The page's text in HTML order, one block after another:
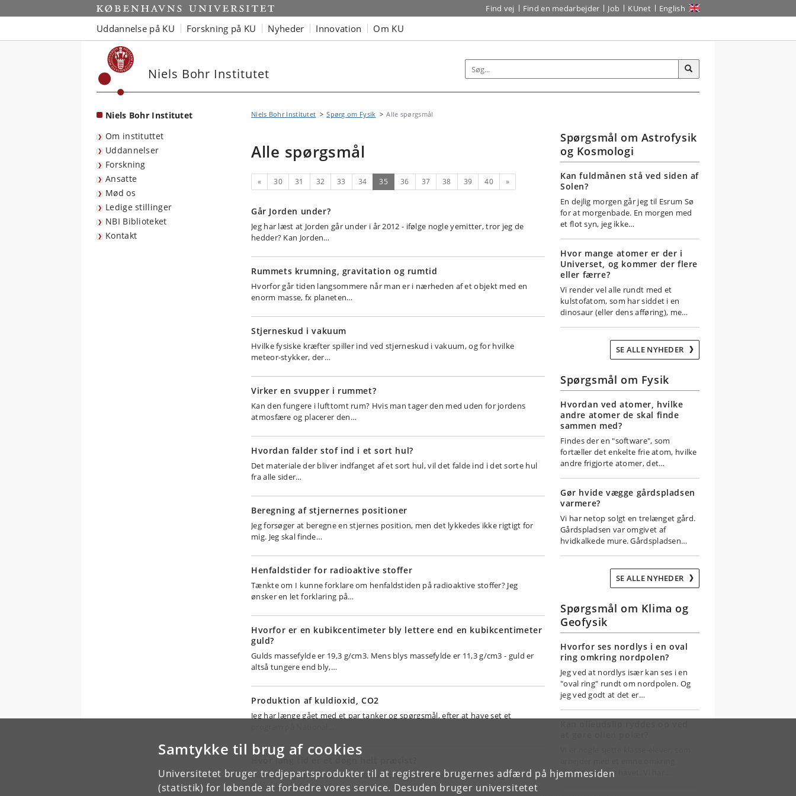
Samtykke til brug af cookies
Universitetet bruger tredjepartsprodukter til at registrere brugernes adfærd på hjemmesiden
(statistik) for løbende at forbedre vores service. Desuden bruger universitetet
Start Find vej Find en medarbejder Job KUnet English
Uddannelse på KU Forskning på KU Nyheder Innovation Om KU
Niels Bohr Institutet
Niels Bohr Institutet
Om instituttet
Uddannelser
Forskning
Ansatte
Mød os
Ledige stillinger
NBI Biblioteket
Kontakt
Niels Bohr Institutet Spørg om Fysik Alle spørgsmål
Alle spørgsmål
Forrige
« 30 31 32 33 34 35(nuværende)
36 37 38 39 40 Næste
»
Går Jorden under?
Jeg har læst at Jorden går under i år 2012 - ifølge nogle yemitter, tror jeg de
hedder? Kan Jorden…
Rummets krumning, gravitation og rumtid
Hvorfor går tiden langsommere når man er i nærheden af et objekt med en
enorm masse, fx planeten…
Stjerneskud i vakuum
Hvilke fysiske kræfter spiller ind ved stjerneskud i vakuum, og for hvilke
meteor-stykker, der…
Virker en svupper i rummet?
Kan den fungere i lufttomt rum? Hvis man tager den med uden for jordens
atmosfære og placerer den…
Hvordan falder stof ind i et sort hul?
Det materiale der bliver indfanget af et sort hul, vil det falde ind i det sorte hul
fra alle sider…
Beregning af stjernernes positioner
Jeg forsøger at beregne en stjernes position, men det lykkedes ikke rigtigt for
mig. Jeg skal finde…
Henfaldstider for radioaktive stoffer
Tænkte om I kunne forklare om henfaldstiden på radioaktive stoffer? Jeg
ønsker en let forklaring på…
Hvorfor er en kubikcentimeter bly lettere end en kubikcentimeter
guld?
Gulds massefylde er 19,3 g/cm3. Mens blys massefylde er 11,3 g/cm3 - guld er
altså tungere end bly,…
Produktion af kuldioxid, CO2
Jeg har længe gået med et par tanker og spørgsmål, efter at have set et
Hvor lang tid er et døgn helt præcist?
Varer et døgn præcis 24 timer, 0 minutter, 0 sekunder? For så vidt jeg ved, så
tager det jorden mer…
Spørgsmål om Astrofysik
og Kosmologi
Kan fuldmånen stå ved siden af
Solen?
En dejlig morgen går jeg til Esrum Sø
for at morgenbade. En morgen med
et flot syn, jeg ikke…
Hvor mange atomer er der i
Universet, og kommer der flere
eller færre?
Vi render vel alle rundt med et
kulstofatom, som har siddet i en
dinosaur (eller dens afføring), me…
SE ALLE NYHEDER
Spørgsmål om Fysik
Hvordan ved atomer, hvilke
andre atomer de skal finde
sammen med?
Findes der en "software", som
fortæller det enkelte frie atom, hvilke
andre frigjorte atomer, det…
Gør hvide vægge gårdspladsen
varmere?
Vi har netop solgt en trelænget gård.
Gårdspladsen var omgivet af
hvidkalkede mure. Gårdspladsen…
SE ALLE NYHEDER
Spørgsmål om Klima og
Geofysik
Hvorfor ses nordlys i en oval
ring omkring nordpolen?
Jeg ved at nordlys især kan ses i en
"oval ring" rundt om nordpolen. Og
jeg ved godt at det er…
olieforurening i havet. Vi har…